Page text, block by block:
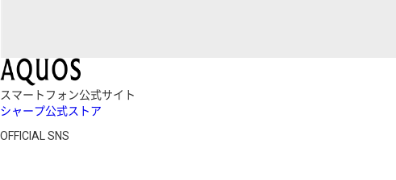
スマートフォン公式サイト
シャープ公式ストア
OFFICIAL SNS